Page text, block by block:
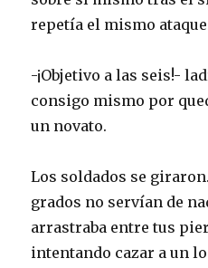
repetía el mismo
-¡Objetivo a las seis!-
consigo mismo por
un novato.
Los soldados se
grados no servían de
arrastraba entre tus
intentando cazar a un